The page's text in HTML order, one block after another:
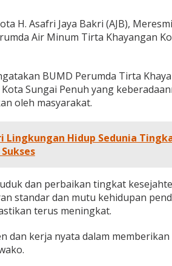
H. Asafri Jaya Bakri (AJB),
Air Minum Tirta Khayangan
BUMD Perumda Tirta
Sungai Penuh yang
oleh masyarakat.
Lingkungan Hidup Sedunia
dan perbaikan tingkat
standar dan mutu kehidupan
terus meningkat.
dan kerja nyata dalam memberikan
Dampak
Haris Disebut
2025
Pelaminan
Oktober, 2025